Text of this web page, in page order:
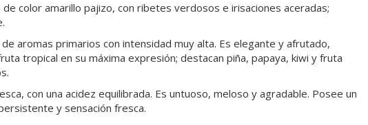
de color amarillo pajizo, con ribetes verdosos e irisaciones aceradas;
de aromas primarios con intensidad muy alta. Es elegante y afrutado,
tropical en su máxima expresión; destacan piña, papaya, kiwi y fruta
con una acidez equilibrada. Es untuoso, meloso y agradable. Posee un
y sensación fresca.